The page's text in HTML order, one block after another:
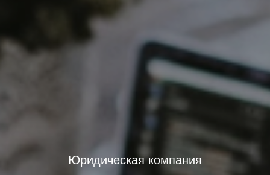
Юридическая компания